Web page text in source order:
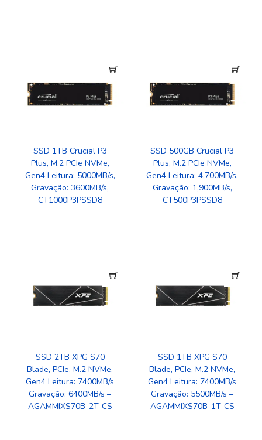
SSD 1TB Crucial P3
Plus, M.2 PCIe NVMe,
Gen4 Leitura: 5000MB/s,
Gravação: 3600MB/s,
CT1000P3PSSD8
SSD 500GB Crucial P3
Plus, M.2 PCIe NVMe,
Gen4 Leitura: 4,700MB/s,
Gravação: 1,900MB/s,
CT500P3PSSD8
SSD 2TB XPG S70
Blade, PCIe, M.2 NVMe,
Gen4 Leitura: 7400MB/s
Gravação: 6400MB/s –
AGAMMIXS70B-2T-CS
SSD 1TB XPG S70
Blade, PCIe, M.2 NVMe,
Gen4 Leitura: 7400MB/s
Gravação: 5500MB/s –
AGAMMIXS70B-1T-CS